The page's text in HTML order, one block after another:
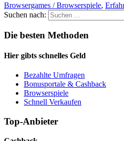
Browsergames / Browserspiele,
Suchen nach:
Die besten Methoden
Hier gibts schnelles Geld
Bezahlte Umfragen
Bonusportale & Cashback
Browserspiele
Schnell Verkaufen
Top-Anbieter